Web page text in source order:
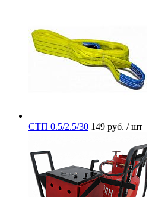
СТП 0.5/2.5/30 149 руб. / шт